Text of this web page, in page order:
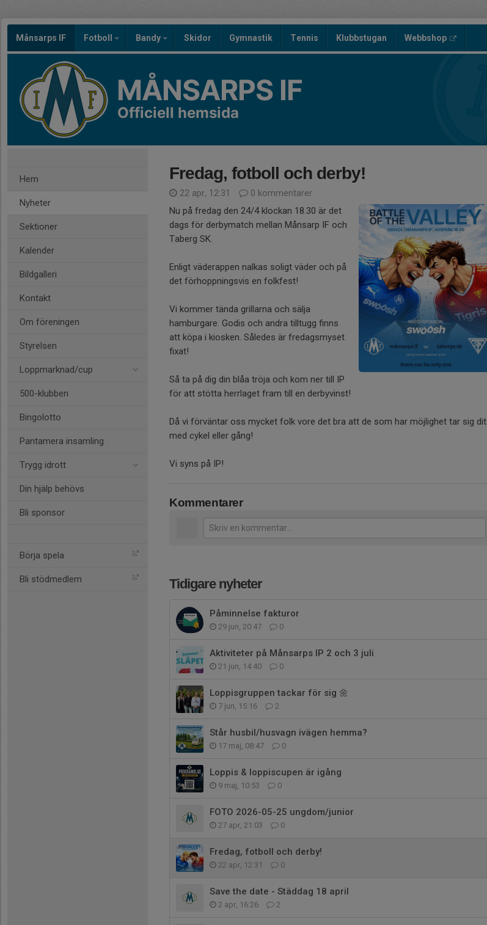
Månsarps IF Fotboll Bandy Skidor Gymnastik Tennis Klubbstugan Webbshop
MÅNSARPS IF
Officiell hemsida
Hem
Nyheter
Sektioner
Kalender
Bildgalleri
Kontakt
Om föreningen
Styrelsen
Loppmarknad/cup
500-klubben
Bingolotto
Pantamera insamling
Trygg idrott
Din hjälp behövs
Bli sponsor
Börja spela
Bli stödmedlem
Fredag, fotboll och derby!
22 apr, 12:31
0 kommentarer
Nu på fredag den 24/4 klockan 18.30 är det
dags för derbymatch mellan Månsarp IF och
Taberg SK.
Enligt väderappen nalkas soligt väder och på
det förhoppningsvis en folkfest!
Vi kommer tända grillarna och sälja
hamburgare. Godis och andra tilltugg finns
att köpa i kiosken. Således är fredagsmyset
fixat!
Så ta på dig din blåa tröja och kom ner till IP
för att stötta herrlaget fram till en derbyvinst!
Då vi förväntar oss mycket folk vore det bra att de som har möjlighet tar sig dit
med cykel eller gång!
Vi syns på IP!
Kommentarer
Tidigare nyheter
Påminnelse fakturor
29 jun, 20:47 0
Aktiviteter på Månsarps IP 2 och 3 juli
21 jun, 14:40 0
Loppisgruppen tackar för sig 🌼
7 jun, 15:16 2
Står husbil/husvagn ivägen hemma?
17 maj, 08:47 0
Loppis & loppiscupen är igång
9 maj, 10:53 0
FOTO 2026-05-25 ungdom/junior
27 apr, 21:03 0
Fredag, fotboll och derby!
22 apr, 12:31 0
Save the date - Städdag 18 april
2 apr, 16:26 2